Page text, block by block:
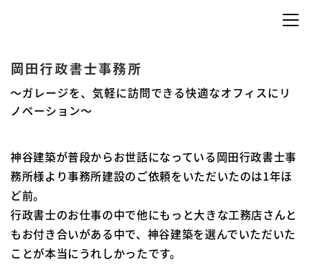
岡田行政書士事務所
〜ガレージを、気軽に訪問できる快適なオフィスにリ
ノベーション〜
神谷建築が普段からお世話になっている岡田行政書士事
務所様より事務所建設のご依頼をいただいたのは1年ほ
ど前。
行政書士のお仕事の中で他にもっと大きな工務店さんと
もお付き合いがある中で、神谷建築を選んでいただいた
ことが本当にうれしかったです。